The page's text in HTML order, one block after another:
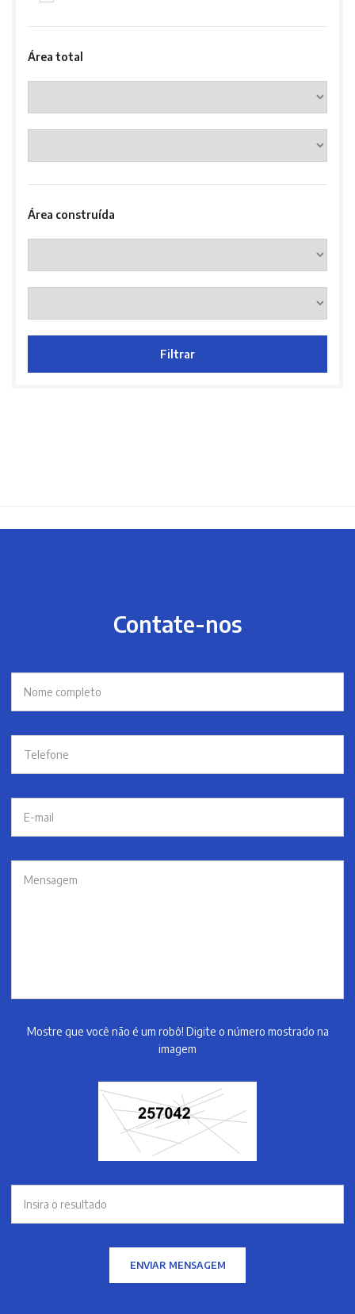
Área total
Área construída
Filtrar
Contate-nos
Mostre que você não é um robô! Digite o número mostrado na
imagem
ENVIAR MENSAGEM